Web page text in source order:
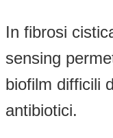
In fibrosi
sensing
biofilm difficili
antibiotici.